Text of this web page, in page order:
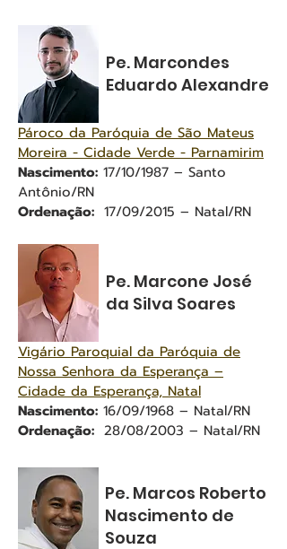
Pe. Marcondes
Eduardo Alexandre
Pároco da Paróquia de São Mateus
Moreira - Cidade Verde - Parnamirim
Nascimento: 17/10/1987 – Santo
Antônio/RN
Ordenação: 17/09/2015 – Natal/RN
Pe. Marcone José
da Silva Soares
Vigário Paroquial da Paróquia de
Nossa Senhora da Esperança –
Cidade da Esperança, Natal
Nascimento: 16/09/1968 – Natal/RN
Ordenação: 28/08/2003 – Natal/RN
Pe. Marcos Roberto
Nascimento de
Souza